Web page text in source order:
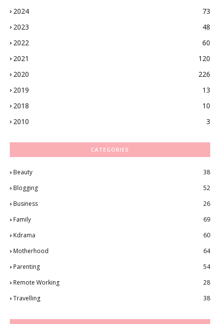
2024
73
2023
48
2022
60
2021
120
2020
226
2019
13
2018
10
2010
3
CATEGORIES
Beauty
38
Blogging
52
Business
26
Family
69
Kdrama
60
Motherhood
64
Parenting
54
Remote Working
28
Travelling
38